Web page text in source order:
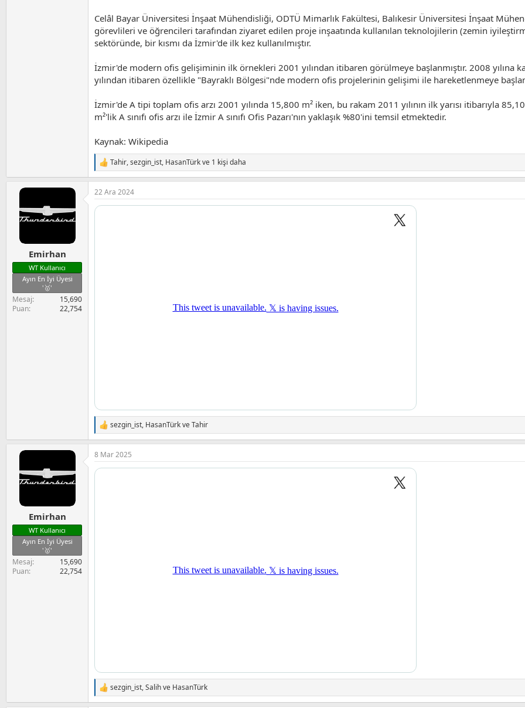
Celâl Bayar Üniversitesi İnşaat Mühendisliği, ODTÜ Mimarlık Fakültesi, Balıkesir Üniversitesi İnşaat
görevlileri ve öğrencileri tarafından ziyaret edilen proje inşaatında kullanılan teknolojilerin (zemin
sektöründe, bir kısmı da İzmir'de ilk kez kullanılmıştır.
İzmir'de modern ofis gelişiminin ilk örnekleri 2001 yılından itibaren görülmeye başlanmıştır. 2008 yılına
yılından itibaren özellikle "Bayraklı Bölgesi"nde modern ofis projelerinin gelişimi ile hareketlenmeye
İzmir'de A tipi toplam ofis arzı 2001 yılında 15,800 m² iken, bu rakam 2011 yılının ilk yarısı itibarıyla
m²'lik A sınıfı ofis arzı ile İzmir A sınıfı Ofis Pazarı'nın yaklaşık %80'ini temsil etmektedir.
Kaynak: Wikipedia
T
e
p
k
i
Tahir,sezgin_ist, HasanTürkve 1 kişi daha
Emirhan
WT Kullanıcı
Ayın En İyi Üyesi
'🥇'
Mesaj
15,690
Puan
22,754
22 Ara 2024
T
e
p
k
i
sezgin_ist, HasanTürkveTahir
Emirhan
WT Kullanıcı
Ayın En İyi Üyesi
'🥇'
Mesaj
15,690
Puan
22,754
8 Mar 2025
T
e
sezgin_ist,Salihve HasanTürk